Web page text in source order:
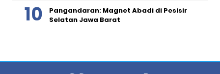
Pangandaran: Magnet Abadi di Pesisir
Selatan Jawa Barat